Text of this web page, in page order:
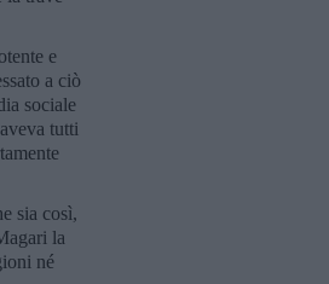
e
a ciò
sociale
tutti
sia così,
la
né